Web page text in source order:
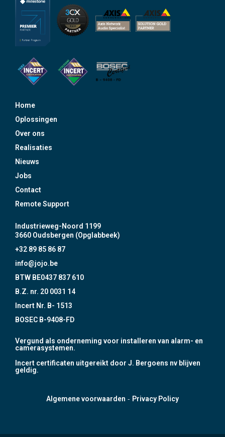
Home
Oplossingen
Over ons
Realisaties
Nieuws
Jobs
Contact
Remote Support
Industrieweg-Noord 1199
3660 Oudsbergen (Opglabbeek)
+32 89 85 86 87
info@jojo.be
BTW BE0437 837 610
B.Z. nr. 20 0031 14
Incert Nr. B- 1513
BOSEC B-9408-FD
Vergund als onderneming voor installeren van alarm- en
camerasystemen.
Incert certificaten uitgereikt door J. Bergoens nv blijven
geldig.
Algemene voorwaarden - Privacy Policy